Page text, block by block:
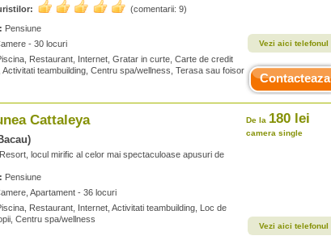
(comentarii: 9)
Pensiune
- 30 locuri
Restaurant, Internet, Gratar in curte, Carte de credit
Activitati teambuilding, Centru spa/wellness, Terasa sau foisor
Vezi aici telefonul
Contacteaza
Cattaleya
locul mirific al celor mai spectaculoase apusuri de
Pensiune
Apartament - 36 locuri
Restaurant, Internet, Activitati teambuilding, Loc de
Centru spa/wellness
De la 180 lei
camera single
Vezi aici telefonul